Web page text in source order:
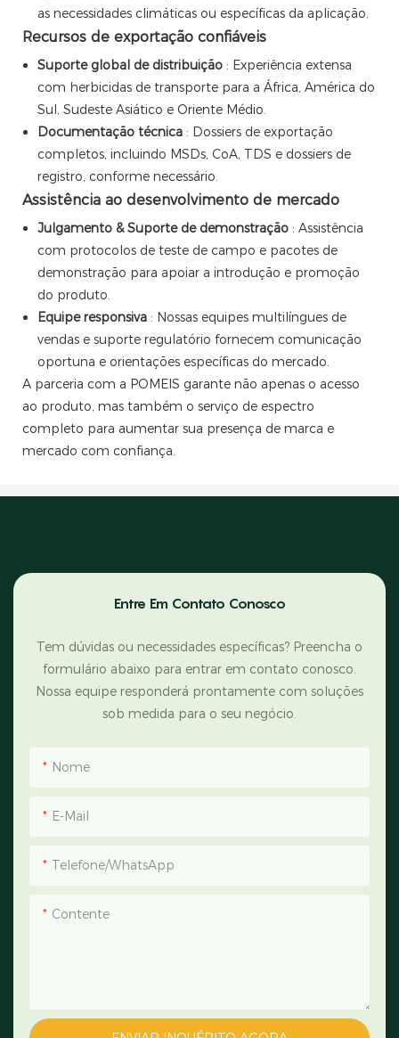
as necessidades climáticas ou específicas da aplicação.
Recursos de exportação confiáveis
Suporte global de distribuição : Experiência extensa
com herbicidas de transporte para a África, América do
Sul, Sudeste Asiático e Oriente Médio.
Documentação técnica : Dossiers de exportação
completos, incluindo MSDs, CoA, TDS e dossiers de
registro, conforme necessário.
Assistência ao desenvolvimento de mercado
Julgamento & Suporte de demonstração : Assistência
com protocolos de teste de campo e pacotes de
demonstração para apoiar a introdução e promoção
do produto.
Equipe responsiva : Nossas equipes multilíngues de
vendas e suporte regulatório fornecem comunicação
oportuna e orientações específicas do mercado.
A parceria com a POMEIS garante não apenas o acesso
ao produto, mas também o serviço de espectro
completo para aumentar sua presença de marca e
mercado com confiança.
Entre Em Contato Conosco
Tem dúvidas ou necessidades específicas? Preencha o
formulário abaixo para entrar em contato conosco.
Nossa equipe responderá prontamente com soluções
sob medida para o seu negócio.
Nome
E-Mail
Telefone/WhatsApp
Contente